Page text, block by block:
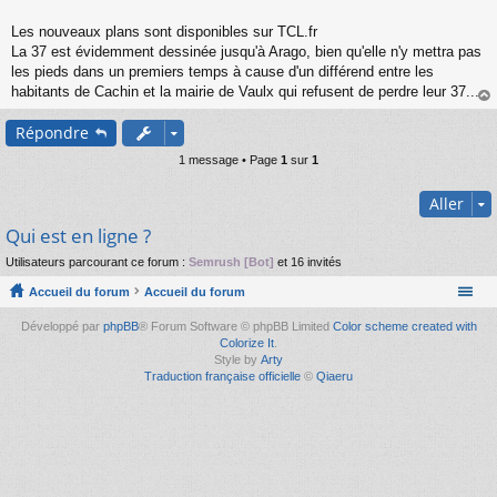
s
g
e
n
o
n
l
Les nouveaux plans sont disponibles sur TCL.fr
La 37 est évidemment dessinée jusqu'à Arago, bien qu'elle n'y mettra pas
les pieds dans un premiers temps à cause d'un différend entre les
habitants de Cachin et la mairie de Vaulx qui refusent de perdre leur 37...
au
Répondre
1 message • Page 1 sur 1
Aller
Qui est en ligne ?
Utilisateurs parcourant ce forum : Semrush [Bot] et 16 invités
Accueil du forum Accueil du forum
Développé par phpBB® Forum Software © phpBB Limited Color scheme created with
Colorize It
Style by Arty
Traduction française officielle © Qiaeru